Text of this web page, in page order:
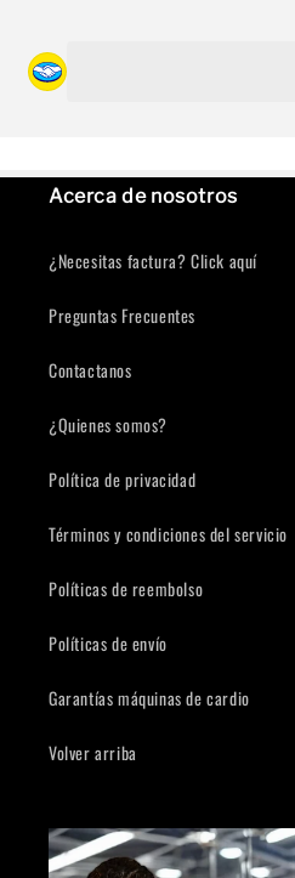
sin tarjeta
Acerca de nosotros
¿Necesitas factura? Click aquí
Preguntas Frecuentes
Contactanos
¿Quienes somos?
Política de privacidad
Términos y condiciones del servicio
Políticas de reembolso
Políticas de envío
Garantías máquinas de cardio
Volver arriba